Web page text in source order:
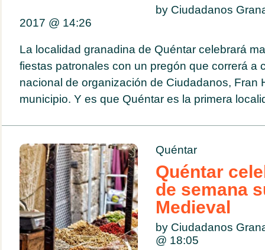
by Ciudadanos
2017 @ 14:26
La localidad granadina de Quéntar celebrará
fiestas patronales con un pregón que correrá a
nacional de organización de Ciudadanos, Fran
municipio. Y es que Quéntar es la primera
Quéntar
Quéntar
de semana
Medieval
by Ciudadanos
@ 18:05